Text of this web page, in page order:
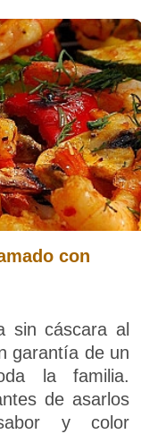
con
sin cáscara al
garantía de un
la familia.
de asarlos
y color